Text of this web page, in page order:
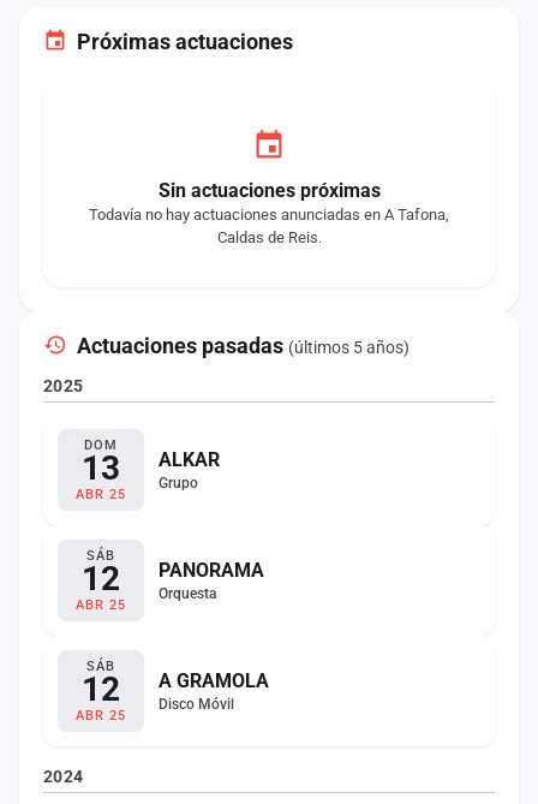
Próximas actuaciones
Sin actuaciones próximas
Todavía no hay actuaciones anunciadas en A Tafona,
Caldas de Reis.
Actuaciones pasadas (últimos 5 años)
2025
DOM
13
ABR 25
ALKAR
Grupo
SÁB
12
ABR 25
PANORAMA
Orquesta
SÁB
12
ABR 25
A GRAMOLA
Disco Móvil
2024